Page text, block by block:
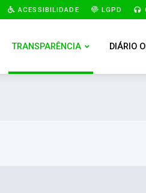
ACESSIBILIDADE LGPD
TRANSPARÊNCIA DIÁRIO